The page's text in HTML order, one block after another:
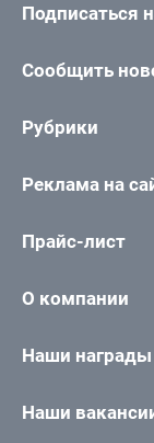
Подписаться
Сообщить
Рубрики
Реклама на
Прайс-лист
О компании
Наши награды
Наши